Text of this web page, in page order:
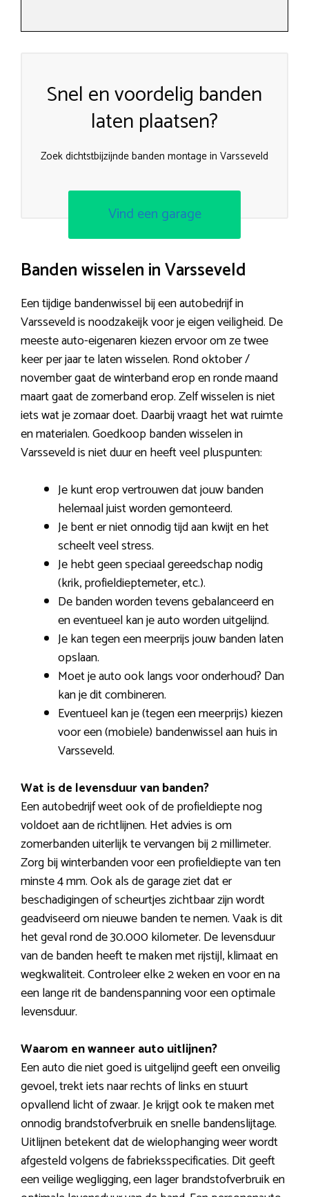
Snel en voordelig banden
laten plaatsen?
Zoek dichtstbijzijnde banden montage in Varsseveld
Vind een garage
Banden wisselen in Varsseveld
Een tijdige bandenwissel bij een autobedrijf in
Varsseveld is noodzakeijk voor je eigen veiligheid. De
meeste auto-eigenaren kiezen ervoor om ze twee
keer per jaar te laten wisselen. Rond oktober /
november gaat de winterband erop en ronde maand
maart gaat de zomerband erop. Zelf wisselen is niet
iets wat je zomaar doet. Daarbij vraagt het wat ruimte
en materialen. Goedkoop banden wisselen in
Varsseveld is niet duur en heeft veel pluspunten:
Je kunt erop vertrouwen dat jouw banden
helemaal juist worden gemonteerd.
Je bent er niet onnodig tijd aan kwijt en het
scheelt veel stress.
Je hebt geen speciaal gereedschap nodig
(krik, profieldieptemeter, etc.).
De banden worden tevens gebalanceerd en
en eventueel kan je auto worden uitgelijnd.
Je kan tegen een meerprijs jouw banden laten
opslaan.
Moet je auto ook langs voor onderhoud? Dan
kan je dit combineren.
Eventueel kan je (tegen een meerprijs) kiezen
voor een (mobiele) bandenwissel aan huis in
Varsseveld.
Wat is de levensduur van banden?
Een autobedrijf weet ook of de profieldiepte nog
voldoet aan de richtlijnen. Het advies is om
zomerbanden uiterlijk te vervangen bij 2 millimeter.
Zorg bij winterbanden voor een profieldiepte van ten
minste 4 mm. Ook als de garage ziet dat er
beschadigingen of scheurtjes zichtbaar zijn wordt
geadviseerd om nieuwe banden te nemen. Vaak is dit
het geval rond de 30.000 kilometer. De levensduur
van de banden heeft te maken met rijstijl, klimaat en
wegkwaliteit. Controleer elke 2 weken en voor en na
een lange rit de bandenspanning voor een optimale
levensduur.
Waarom en wanneer auto uitlijnen?
Een auto die niet goed is uitgelijnd geeft een onveilig
gevoel, trekt iets naar rechts of links en stuurt
opvallend licht of zwaar. Je krijgt ook te maken met
onnodig brandstofverbruik en snelle bandenslijtage.
Uitlijnen betekent dat de wielophanging weer wordt
afgesteld volgens de fabrieksspecificaties. Dit geeft
een veilige wegligging, een lager brandstofverbruik en